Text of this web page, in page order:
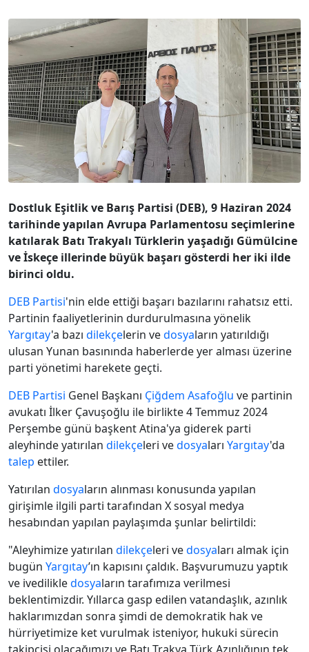
Dostluk Eşitlik ve Barış Partisi (DEB), 9 Haziran 2024
tarihinde yapılan Avrupa Parlamentosu seçimlerine
katılarak Batı Trakyalı Türklerin yaşadığı Gümülcine
ve İskeçe illerinde büyük başarı gösterdi her iki ilde
birinci oldu.
DEB Partisi'nin elde ettiği başarı bazılarını rahatsız etti.
Partinin faaliyetlerinin durdurulmasına yönelik
Yargıtay'a bazı dilekçelerin vedosyaların yatırıldığı
ulusan Yunan basınında haberlerde yer alması üzerine
parti yönetimi harekete geçti.
DEB Partisi Genel Başkanı Çiğdem Asafoğlu ve partinin
avukatı İlker Çavuşoğlu ile birlikte 4 Temmuz 2024
Perşembe günü başkent Atina'ya giderek parti
aleyhinde yatırılan dilekçeleri vedosyaları Yargıtay'da
talep ettiler.
Yatırılan dosyaların alınması konusunda yapılan
girişimle ilgili parti tarafından X sosyal medya
hesabından yapılan paylaşımda şunlar belirtildi:
"Aleyhimize yatırılan dilekçeleri vedosyaları almak için
bugün Yargıtay’ın kapısını çaldık. Başvurumuzu yaptık
ve ivedilikledosyaların tarafımıza verilmesi
beklentimizdir. Yıllarca gasp edilen vatandaşlık, azınlık
haklarımızdan sonra şimdi de demokratik hak ve
hürriyetimize ket vurulmak isteniyor, hukuki sürecin